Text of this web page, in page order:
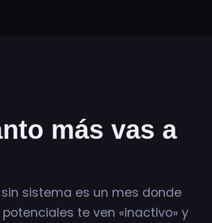
más vas a
sistema es un mes donde
te ven «inactivo» y